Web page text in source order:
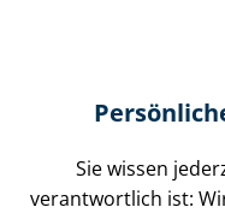
Sie wissen
verantwortlich ist: